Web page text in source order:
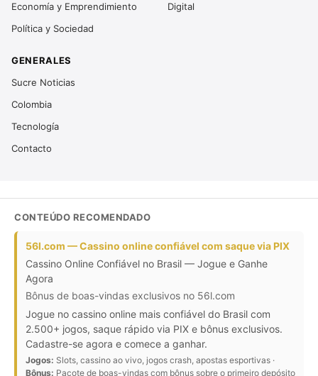
Economía y Emprendimiento
Política y Sociedad
Digital
GENERALES
Sucre Noticias
Colombia
Tecnología
Contacto
CONTEÚDO RECOMENDADO
56l.com — Cassino online confiável com saque via PIX
Cassino Online Confiável no Brasil — Jogue e Ganhe
Agora
Bônus de boas-vindas exclusivos no 56l.com
Jogue no cassino online mais confiável do Brasil com
2.500+ jogos, saque rápido via PIX e bônus exclusivos.
Cadastre-se agora e comece a ganhar.
Jogos: Slots, cassino ao vivo, jogos crash, apostas esportivas ·
Bônus: Pacote de boas-vindas com bônus sobre o primeiro depósito